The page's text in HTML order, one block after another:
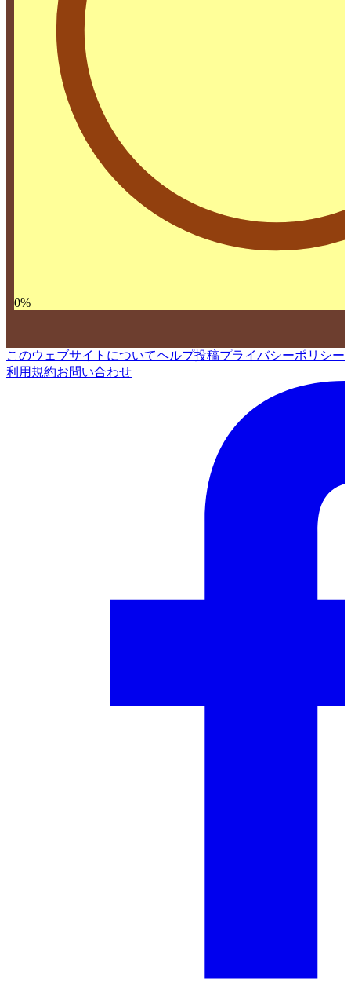
0%
このウェブサイトについてヘルプ投稿プライバシーポリシー
利用規約お問い合わせ